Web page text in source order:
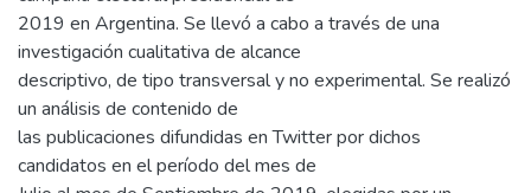
2019 en Argentina. Se llevó a cabo a través de una
investigación cualitativa de alcance
descriptivo, de tipo transversal y no experimental. Se realizó
un análisis de contenido de
las publicaciones difundidas en Twitter por dichos
candidatos en el período del mes de